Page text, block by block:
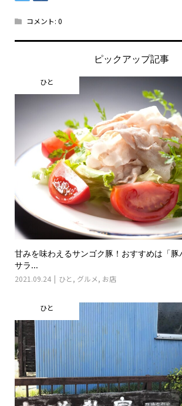
コメント: 0
ピックアップ記事
ひと
甘みを味わえるサンゴク豚！おすすめは「
サラ...
2021.09.24 ひと , グルメ, お店
ひと